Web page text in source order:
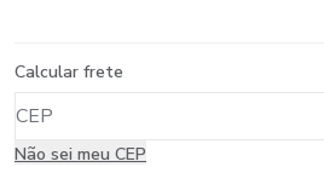
Calcular frete
Não sei meu CEP